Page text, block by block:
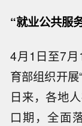
“就业公共服
4月1日至7
育部组织开
日来，各地
口期，全面